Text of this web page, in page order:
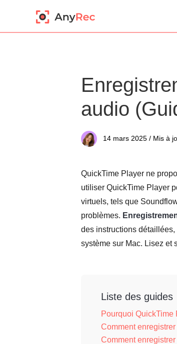
audio
14 mars 2025 / Mis à
QuickTime Player ne
utiliser QuickTime Player
virtuels, tels que
problèmes.
des instructions
système sur Mac. Lisez et
Liste des guides
Pourquoi QuickTime
Comment
Comment